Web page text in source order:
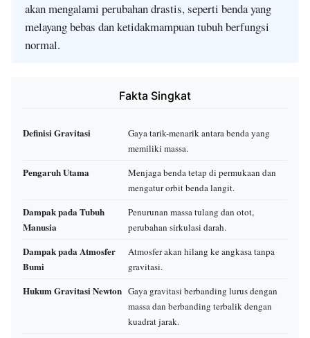
akan mengalami perubahan drastis, seperti benda yang
melayang bebas dan ketidakmampuan tubuh berfungsi
normal.
Fakta Singkat
Definisi Gravitasi
Gaya tarik-menarik antara benda yang
memiliki massa.
Pengaruh Utama
Menjaga benda tetap di permukaan dan
mengatur orbit benda langit.
Dampak pada Tubuh
Manusia
Penurunan massa tulang dan otot,
perubahan sirkulasi darah.
Dampak pada Atmosfer
Bumi
Atmosfer akan hilang ke angkasa tanpa
gravitasi.
Hukum Gravitasi Newton Gaya gravitasi berbanding lurus dengan
massa dan berbanding terbalik dengan
kuadrat jarak.